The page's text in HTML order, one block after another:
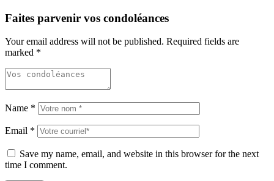
Faites parvenir vos condoléances
Your email address will not be published. Required fields are
marked *
Name *
Email *
Save my name, email, and website in this browser for the next
time I comment.